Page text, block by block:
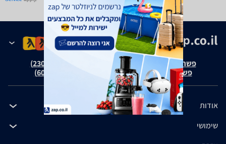
פשרה בת"צ אבנצ'יק נ' זאפ גרופ (ת"צ 23008-08-20)
פשרה בת"צ כהנים נ' זאפ גרופ (ת"צ 60371-12-19)
אודות
שימושי